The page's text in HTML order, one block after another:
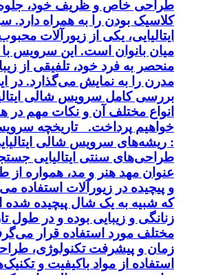
طراحی خاص و ظریف خود،
کلاسیک بودن را به همراه
ایتالیایی، یکی از زیورآلات
میان بانوان است. این سرویس
منحصر به فرد خود، تلفیقی از
مدرن را به نمایش می‌گذارد. در
بررسی کامل سرویس شالی
انواع مختلف آن و نکات مهم در
خواهیم پرداخت. تاریخچه
: ریشه‌های سرویس شالی
طراحی‌های سنتی ایتالیایی جستجو
عنوان مهد هنر و مد، همواره
و پیچیده در زیورآلات استفاده
که شبیه به یک شال پیچیده شده
زنانگی و زیبایی بوده و در طول
مختلف مورد استفاده قرار
زمان و پیشرفت تکنولوژی،
استفاده از مواد باکیفیت و